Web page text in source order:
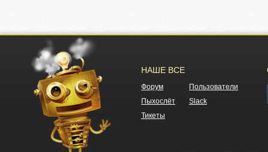
НАШЕ ВСЕ
Форум
Пользователи
Пыхослёт
Slack
Тикеты